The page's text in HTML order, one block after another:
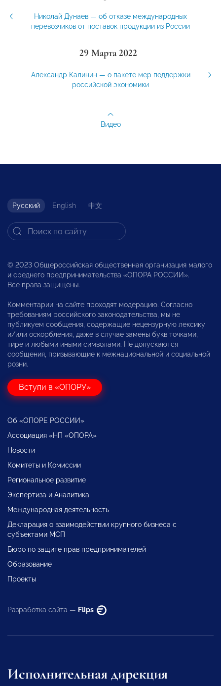
Николай Дунаев — об отказе международных
перевозчиков от поставок продукции из России
29 Марта 2022
Александр Калинин — о пакете мер поддержки
российской экономики
Видео
Русский English 中文
© 2023 Общероссийская общественная организация малого
и среднего предпринимательства «ОПОРА РОССИИ».
Все права защищены.
Комментарии на сайте проходят модерацию. Согласно
требованиям российского законодательства, мы не
публикуем сообщения, содержащие нецензурную лексику
и/или оскорбления, даже в случае замены букв точками,
тире и любыми иными символами. Не допускаются
сообщения, призывающие к межнациональной и социальной
розни.
Вступи в «ОПОРУ»
Об «ОПОРЕ РОССИИ»
Ассоциация «НП «ОПОРА»
Новости
Комитеты и Комиссии
Региональное развитие
Экспертиза и Аналитика
Международная деятельность
Декларация о взаимодействии крупного бизнеса с
субъектами МСП
Бюро по защите прав предпринимателей
Образование
Проекты
Разработка сайта — Flips
Исполнительная дирекция